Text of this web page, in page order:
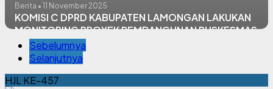
Berita • 11 November 2025
KOMISI C DPRD KABUPATEN LAMONGAN LAKUKAN
MONITORING PROYEK PEMBANGUNAN PUSKESMAS
PEMBANTU BULUMARGI
Sebelumnya
Selanjutnya
HJL KE-457